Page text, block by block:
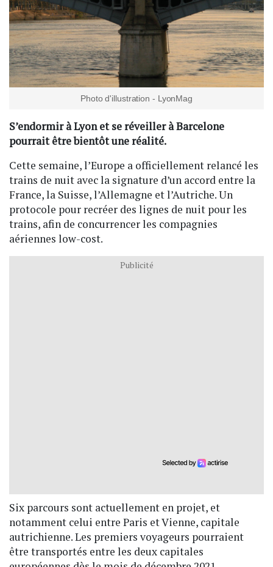
Photo d'illustration - LyonMag
S’endormir à Lyon et se réveiller à Barcelone
pourrait être bientôt une réalité.
Cette semaine, l’Europe a officiellement relancé les
trains de nuit avec la signature d’un accord entre la
France, la Suisse, l’Allemagne et l’Autriche. Un
protocole pour recréer des lignes de nuit pour les
trains, afin de concurrencer les compagnies
aériennes low-cost.
Publicité
Six parcours sont actuellement en projet, et
notamment celui entre Paris et Vienne, capitale
autrichienne. Les premiers voyageurs pourraient
être transportés entre les deux capitales